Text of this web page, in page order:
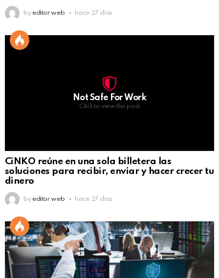
by editor web hace 27 días
Not Safe For Work
Click to view this post
CiNKO reúne en una sola billetera las
soluciones para recibir, enviar y hacer crecer tu
dinero
by editor web hace 27 días